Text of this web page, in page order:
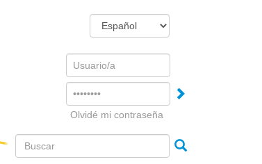
Username
Olvidé mi contraseña